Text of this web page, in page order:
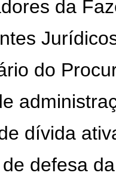
da
do
dívida
defesa